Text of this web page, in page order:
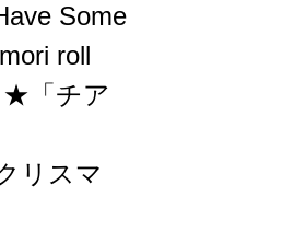
Some
roll
★「チア
リスマ